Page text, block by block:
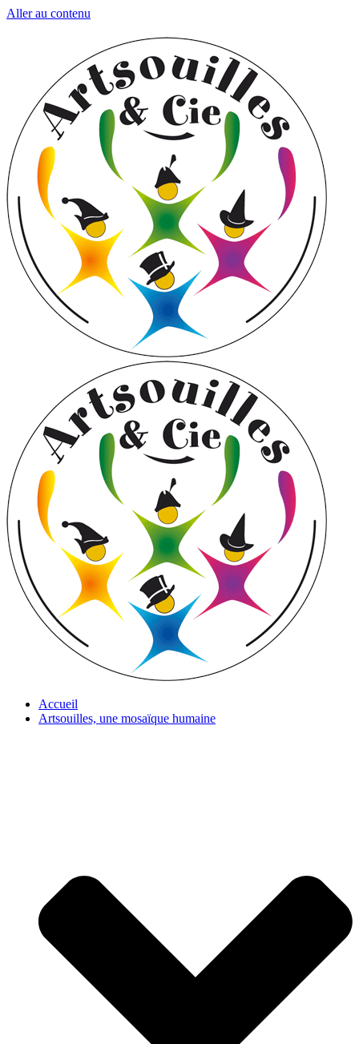
Aller au contenu
Accueil
Artsouilles, une mosaïque humaine